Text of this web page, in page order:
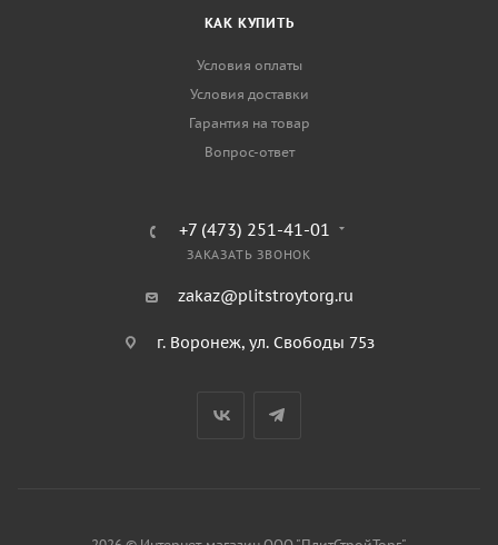
КАК КУПИТЬ
Условия оплаты
Условия доставки
Гарантия на товар
Вопрос-ответ
+7 (473) 251-41-01
ЗАКАЗАТЬ ЗВОНОК
zakaz@plitstroytorg.ru
г. Воронеж, ул. Свободы 75з